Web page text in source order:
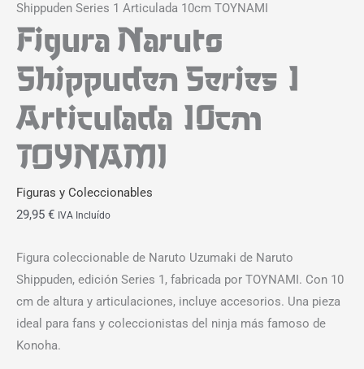
Shippuden Series 1 Articulada 10cm TOYNAMI
Figura Naruto
Shippuden Series 1
Articulada 10cm
TOYNAMI
Figuras y Coleccionables
29,95 € IVA Incluído
Figura coleccionable de Naruto Uzumaki de Naruto
Shippuden, edición Series 1, fabricada por TOYNAMI. Con 10
cm de altura y articulaciones, incluye accesorios. Una pieza
ideal para fans y coleccionistas del ninja más famoso de
Konoha.